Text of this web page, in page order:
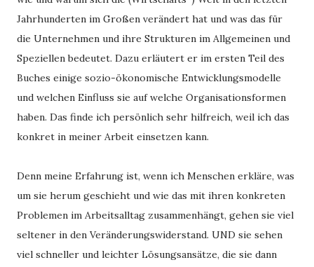
Jahrhunderten im Großen verändert hat und was das für
die Unternehmen und ihre Strukturen im Allgemeinen und
Speziellen bedeutet. Dazu erläutert er im ersten Teil des
Buches einige sozio-ökonomische Entwicklungsmodelle
und welchen Einfluss sie auf welche Organisationsformen
haben. Das finde ich persönlich sehr hilfreich, weil ich das
konkret in meiner Arbeit einsetzen kann.
Denn meine Erfahrung ist, wenn ich Menschen erkläre, was
um sie herum geschieht und wie das mit ihren konkreten
Problemen im Arbeitsalltag zusammenhängt, gehen sie viel
seltener in den Veränderungswiderstand. UND sie sehen
viel schneller und leichter Lösungsansätze, die sie dann